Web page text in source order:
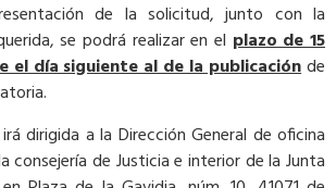
de la solicitud, junto con la
se podrá realizar en el plazo de 15
el día siguiente al de la publicaciónde
a la Dirección General de oficina
consejería de Justicia e interior de la Junta